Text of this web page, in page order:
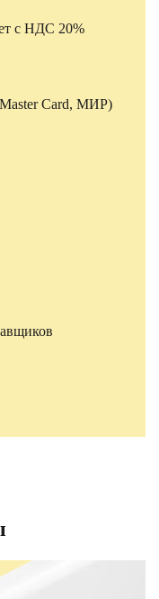
с НДС 20%
Master Card, МИР)